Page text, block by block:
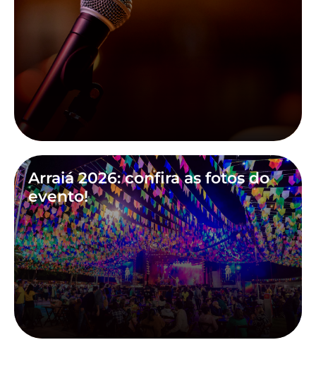
Arraiá 2026: confira as fotos do
evento!